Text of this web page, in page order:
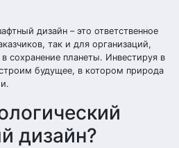
дизайн – это ответственное
так и для организаций,
сохранение планеты. Инвестируя в
будущее, в котором природа
дизайн?